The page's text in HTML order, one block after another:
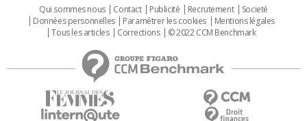
Qui sommes nous Contact Publicité Recrutement
Societé
Données personnelles
Paramétrer les cookies
Mentions légales
Tous les articles
Corrections © 2022 CCM Benchmark